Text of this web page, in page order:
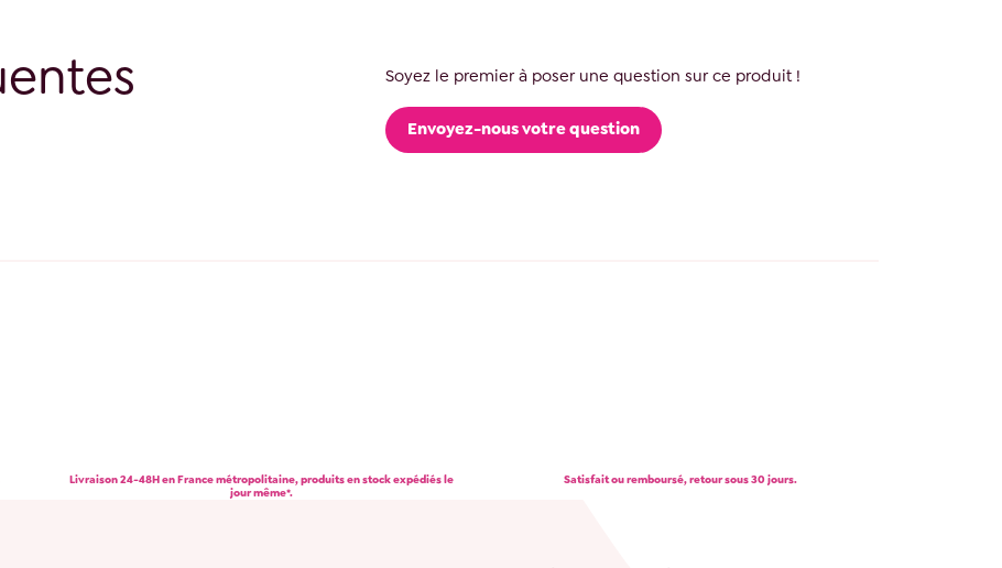
Soyez le premier à poser une question sur ce produit !
Envoyez-nous votre question
Livraison 24-48H en France métropolitaine, produits en stock expédiés le
jour même*.
Satisfait ou remboursé, retour sous 30 jours.